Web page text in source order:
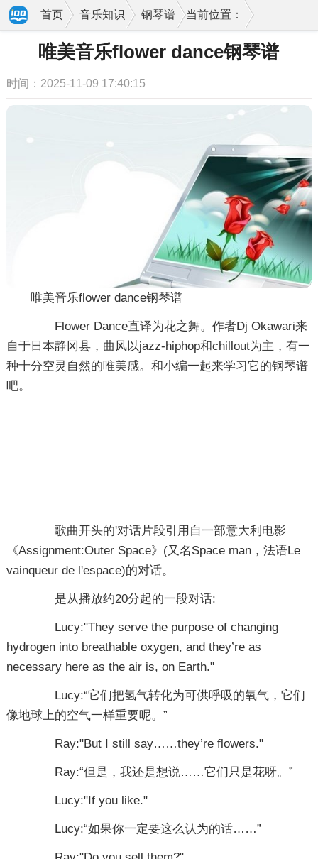
当前位置：
首页 音乐知识 钢琴谱
唯美音乐flower dance钢琴谱
时间：2025-11-09 17:40:15
唯美音乐flower dance钢琴谱
Flower Dance直译为花之舞。作者Dj Okawari来
自于日本静冈县，曲风以jazz-hiphop和chillout为主，有一
种十分空灵自然的唯美感。和小编一起来学习它的钢琴谱
吧。
歌曲开头的'对话片段引用自一部意大利电影
《Assignment:Outer Space》(又名Space man，法语Le
vainqueur de l'espace)的对话。
是从播放约20分起的一段对话:
Lucy:"They serve the purpose of changing
hydrogen into breathable oxygen, and they’re as
necessary here as the air is, on Earth."
Lucy:“它们把氢气转化为可供呼吸的氧气，它们
像地球上的空气一样重要呢。”
Ray:"But I still say……they’re flowers."
Ray:“但是，我还是想说……它们只是花呀。”
Lucy:"If you like."
Lucy:“如果你一定要这么认为的话……”